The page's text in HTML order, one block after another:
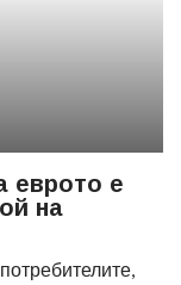
еврото е
на